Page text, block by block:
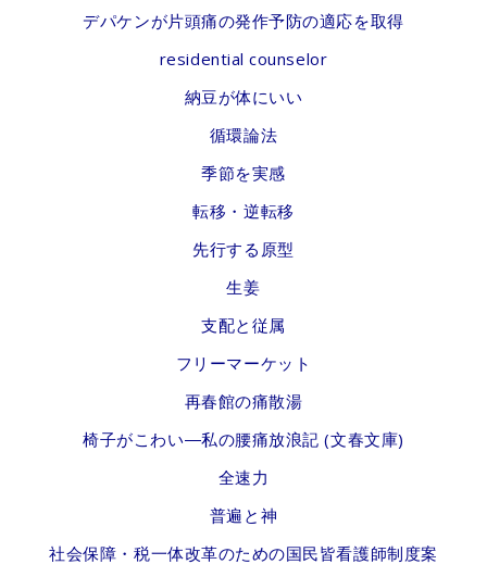
デパケンが片頭痛の発作予防の適応を取得
residential counselor
納豆が体にいい
循環論法
季節を実感
転移・逆転移
先行する原型
生姜
支配と従属
フリーマーケット
再春館の痛散湯
椅子がこわい―私の腰痛放浪記 (文春文庫)
全速力
普遍と神
社会保障・税一体改革のための国民皆看護師制度案